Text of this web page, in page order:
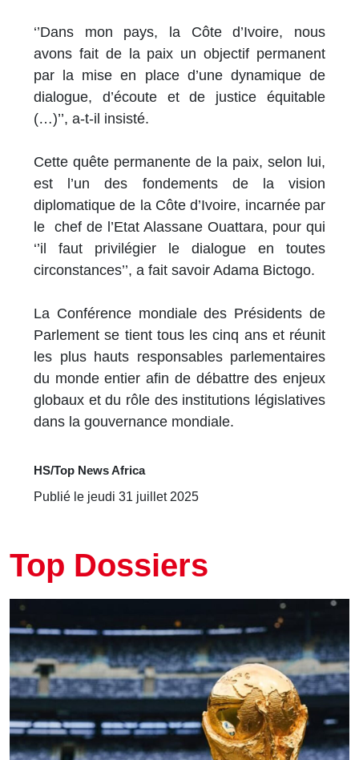
‘’Dans mon pays, la Côte d’Ivoire, nous
avons fait de la paix un objectif permanent
par la mise en place d’une dynamique de
dialogue, d’écoute et de justice équitable
(…)’’, a-t-il insisté.
Cette quête permanente de la paix, selon lui,
est l’un des fondements de la vision
diplomatique de la Côte d’Ivoire, incarnée par
le chef de l’Etat Alassane Ouattara, pour qui
‘’il faut privilégier le dialogue en toutes
circonstances’’, a fait savoir Adama Bictogo.
La Conférence mondiale des Présidents de
Parlement se tient tous les cinq ans et réunit
les plus hauts responsables parlementaires
du monde entier afin de débattre des enjeux
globaux et du rôle des institutions législatives
dans la gouvernance mondiale.
HS/Top News Africa
Publié le jeudi 31 juillet 2025
Top Dossiers